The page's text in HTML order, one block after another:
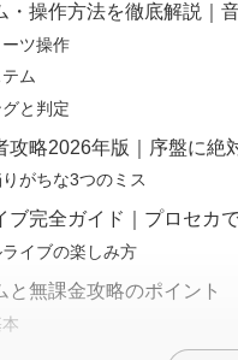
・操作方法を徹底解説｜
ツ操作
ム
と判定
攻略2026年版｜序盤に絶
がちな3つのミス
ブ完全ガイド｜プロセカ
イブの楽しみ方
と無課金攻略のポイント